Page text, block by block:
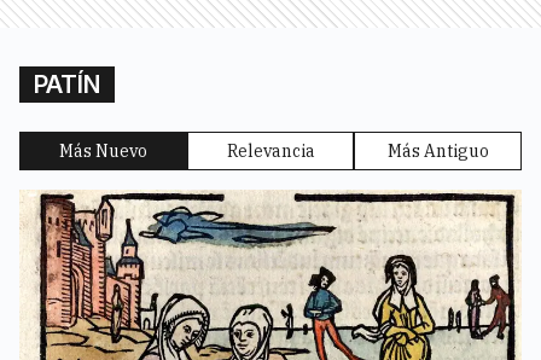
PATÍN
Más Nuevo Relevancia Más Antiguo